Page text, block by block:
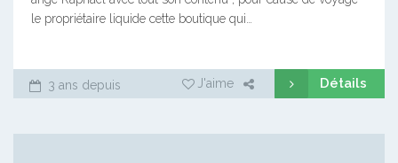
le propriétaire liquide cette boutique qui…
3 ans depuis J'aime Détails